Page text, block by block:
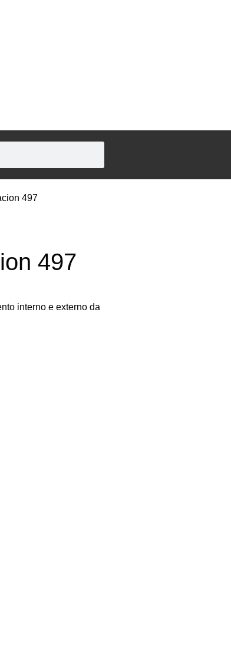
497
497
interno e externo da